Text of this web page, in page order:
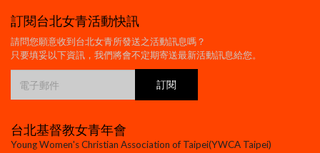
訂閱台北女青活動快訊
請問您願意收到台北女青所發送之活動訊息嗎？
只要填妥以下資訊，我們將會不定期寄送最新活動訊息給您。
台北基督教女青年會
Young Women's Christian Association of Taipei(YWCA Taipei)